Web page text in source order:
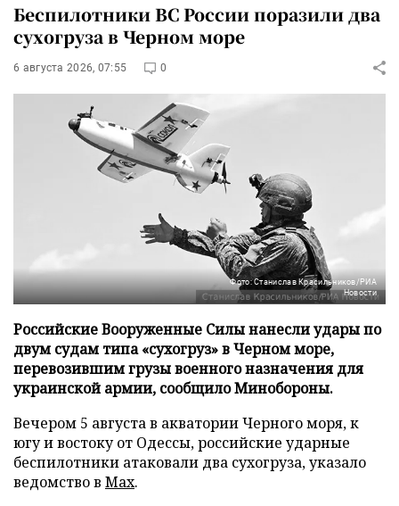
Беспилотники ВС России поразили два
сухогруза в Черном море
6 августа 2026, 07:55 0
Фото: Станислав Красильников/РИА
Новости
Российские Вооруженные Силы нанесли удары по
двум судам типа «сухогруз» в Черном море,
перевозившим грузы военного назначения для
украинской армии, сообщило Минобороны.
Вечером 5 августа в акватории Черного моря, к
югу и востоку от Одессы, российские ударные
беспилотники атаковали два сухогруза, указало
ведомство в Max.